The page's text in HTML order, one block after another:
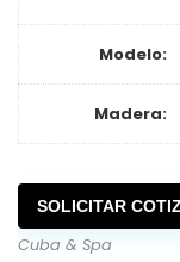
Modelo:
Madera:
SOLICITAR
Cuba & Spa